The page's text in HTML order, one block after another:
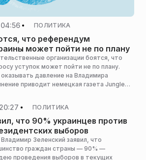
ПОЛИТИКА
что референдум
может пойти не по плану
организации боятся, что
уступок может пойти не по плану.
давление на Владимира
приводит немецкая газета Jungle
ПОЛИТИКА
что 90% украинцев против
выборов
Зеленский заявил, что
граждан страны — 90% —
проведения выборов в текущих